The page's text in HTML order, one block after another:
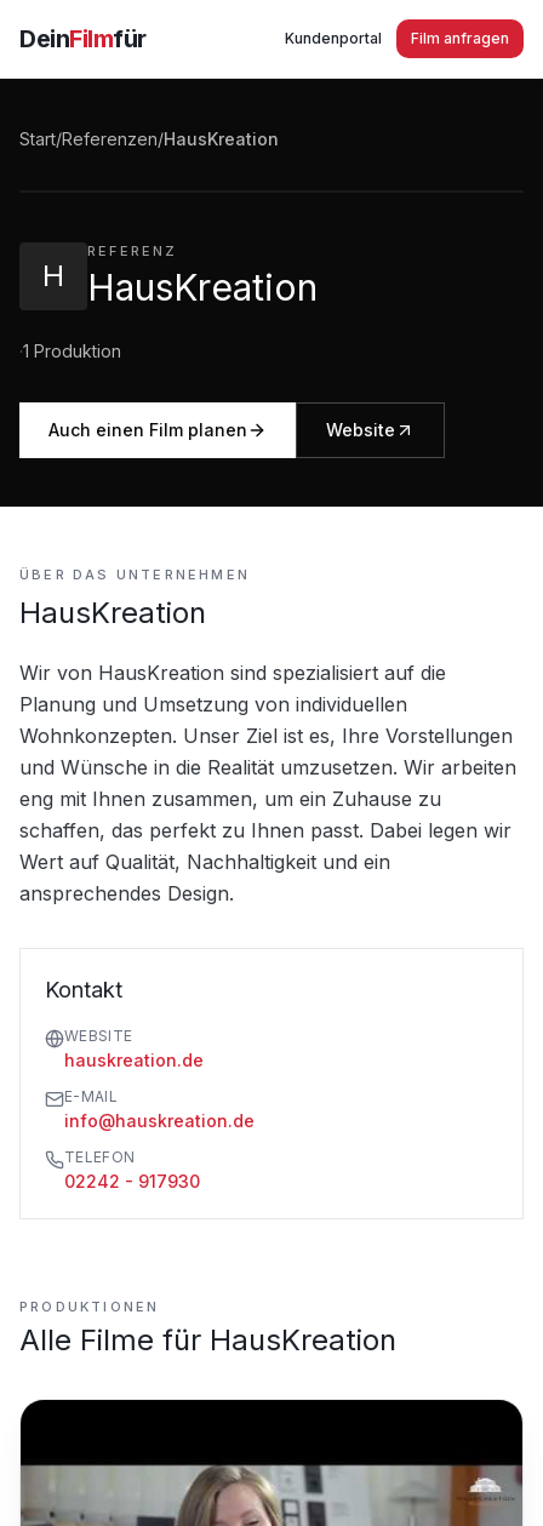
DeinFilmfür Kundenportal Film anfragen
Start/Referenzen/HausKreation
H
REFERENZ
HausKreation
·1 Produktion
Auch einen Film planen Website
HausKreation We build your home
ÜBER DAS UNTERNEHMEN
HausKreation
Wir von HausKreation sind spezialisiert auf die
Planung und Umsetzung von individuellen
Wohnkonzepten. Unser Ziel ist es, Ihre Vorstellungen
und Wünsche in die Realität umzusetzen. Wir arbeiten
eng mit Ihnen zusammen, um ein Zuhause zu
schaffen, das perfekt zu Ihnen passt. Dabei legen wir
Wert auf Qualität, Nachhaltigkeit und ein
ansprechendes Design.
Kontakt
WEBSITE
hauskreation.de
E-MAIL
info@hauskreation.de
TELEFON
02242 - 917930
PRODUKTIONEN
Alle Filme für HausKreation